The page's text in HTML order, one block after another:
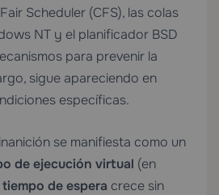
Scheduler (CFS), las colas
NT y el planificador BSD
para prevenir la
sigue apareciendo en
específicas.
se manifiesta como un
de ejecución virtual (en
tiempo de espera crece sin